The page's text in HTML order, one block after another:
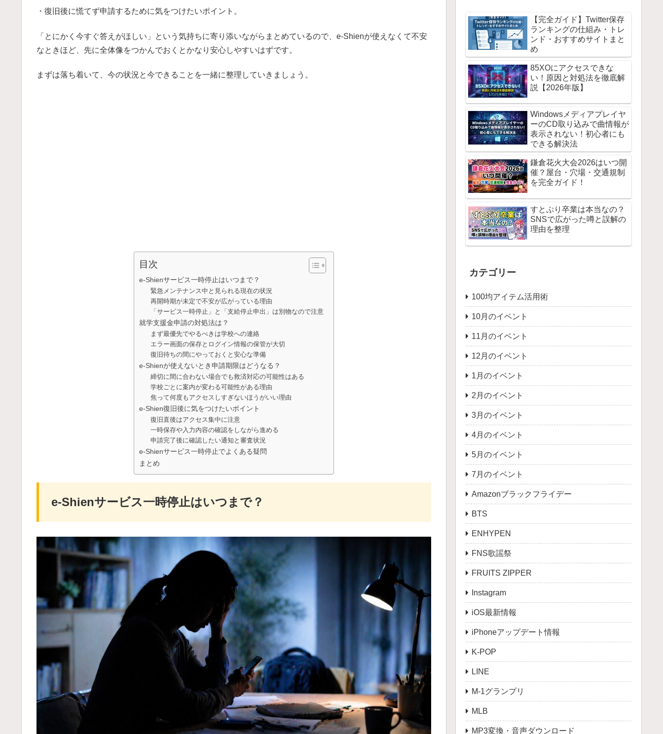
・復旧後に慌てず申請するために気をつけたいポイント。
「とにかく今すぐ答えがほしい」という気持ちに寄り添いながらまとめているので、e-Shienが使えなくて不安
なときほど、先に全体像をつかんでおくとかなり安心しやすいはずです。
まずは落ち着いて、今の状況と今できることを一緒に整理していきましょう。
目次
e-Shienサービス一時停止はいつまで？
緊急メンテナンス中と見られる現在の状況
再開時期が未定で不安が広がっている理由
「サービス一時停止」と「支給停止申出」は別物なので注意
就学支援金申請の対処法は？
まず最優先でやるべきは学校への連絡
エラー画面の保存とログイン情報の保管が大切
復旧待ちの間にやっておくと安心な準備
e-Shienが使えないとき申請期限はどうなる？
締切に間に合わない場合でも救済対応の可能性はある
学校ごとに案内が変わる可能性がある理由
焦って何度もアクセスしすぎないほうがいい理由
e-Shien復旧後に気をつけたいポイント
復旧直後はアクセス集中に注意
一時保存や入力内容の確認をしながら進める
申請完了後に確認したい通知と審査状況
e-Shienサービス一時停止でよくある疑問
まとめ
e-Shienサービス一時停止はいつまで？
【完全ガイド】Twitter保存
ランキングの仕組み・トレ
ンド・おすすめサイトまと
め
85XOにアクセスできな
い！原因と対処法を徹底解
説【2026年版】
Windowsメディアプレイヤ
ーのCD取り込みで曲情報が
表示されない！初心者にも
できる解決法
鎌倉花火大会2026はいつ開
催？屋台・穴場・交通規制
を完全ガイド！
すとぷり卒業は本当なの？
SNSで広がった噂と誤解の
理由を整理
カテゴリー
100均アイテム活用術
10月のイベント
11月のイベント
12月のイベント
1月のイベント
2月のイベント
3月のイベント
4月のイベント
5月のイベント
7月のイベント
Amazonブラックフライデー
BTS
ENHYPEN
FNS歌謡祭
FRUITS ZIPPER
Instagram
iOS最新情報
iPhoneアップデート情報
K-POP
LINE
M-1グランプリ
MLB
MP3変換・音声ダウンロード